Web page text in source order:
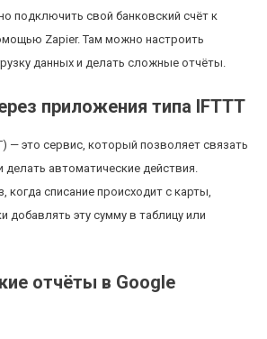
подключить свой банковский счёт к
Zapier. Там можно настроить
данных и делать сложные отчёты.
приложения типа IFTTT
— это сервис, который позволяет связать
автоматические действия.
когда списание происходит с карты,
добавлять эту сумму в таблицу или
отчёты в Google